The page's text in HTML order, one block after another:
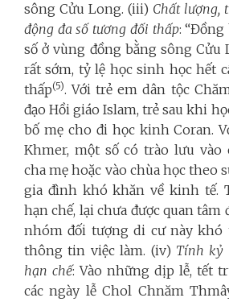
sông Cửu Long. (iii) Chất lượng,
động đa số tương đối thấp: “Đồng
số ở vùng đồng bằng sông
rất sớm, tỷ lệ học sinh học hết
thấp(5). Với trẻ em dân tộc
đạo Hồi giáo Islam, trẻ sau khi
bố mẹ cho đi học kinh Coran.
Khmer, một số có trào lưu vào
cha mẹ hoặc vào chùa học theo
gia đình khó khăn về kinh tế.
hạn chế, lại chưa được quan tâm
nhóm đối tượng di cư này khó
thông tin việc làm. (iv) Tính kỷ
hạn chế: Vào những dịp lễ, tết
các ngày lễ Chol Chnăm